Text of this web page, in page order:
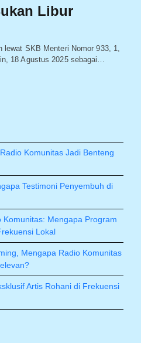
Libur
SKB Menteri Nomor 933, 1,
18 Agustus 2025 sebagai…
Komunitas Jadi Benteng
Testimoni Penyembuh di
Komunitas: Mengapa Program
Lokal
Mengapa Radio Komunitas
Artis Rohani di Frekuensi